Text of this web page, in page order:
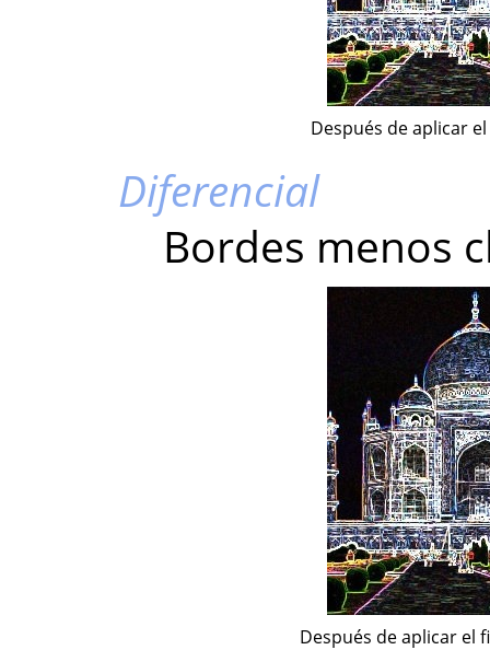
Después de aplicar
Diferencial
Bordes menos
Después de aplicar el